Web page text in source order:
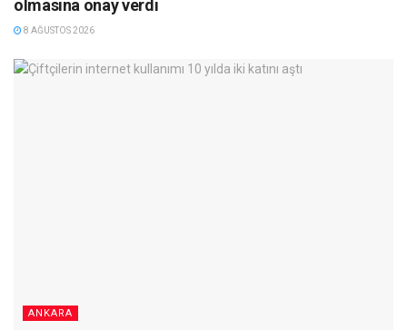
olmasına onay verdi
8 AĞUSTOS 2026
ANKARA